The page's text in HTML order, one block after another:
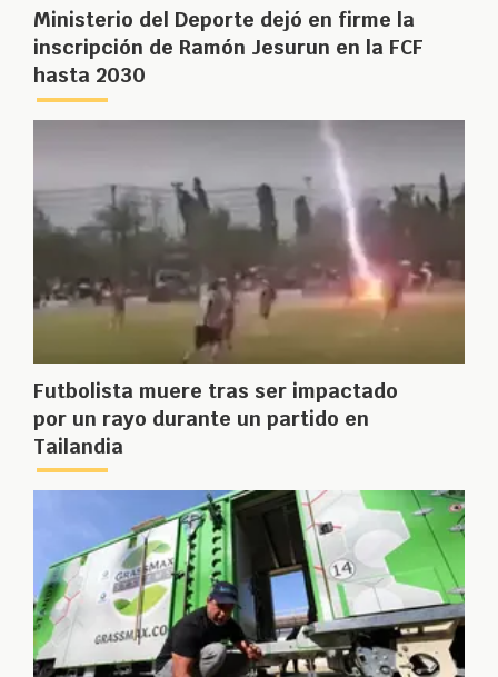
Ministerio del Deporte dejó en firme la
inscripción de Ramón Jesurun en la FCF
hasta 2030
Futbolista muere tras ser impactado
por un rayo durante un partido en
Tailandia